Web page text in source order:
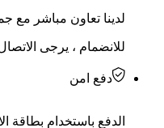
لدينا تعاون مباشر مع
للانضمام ، يرجى
دفع امن
الدفع باستخدام بطاقة